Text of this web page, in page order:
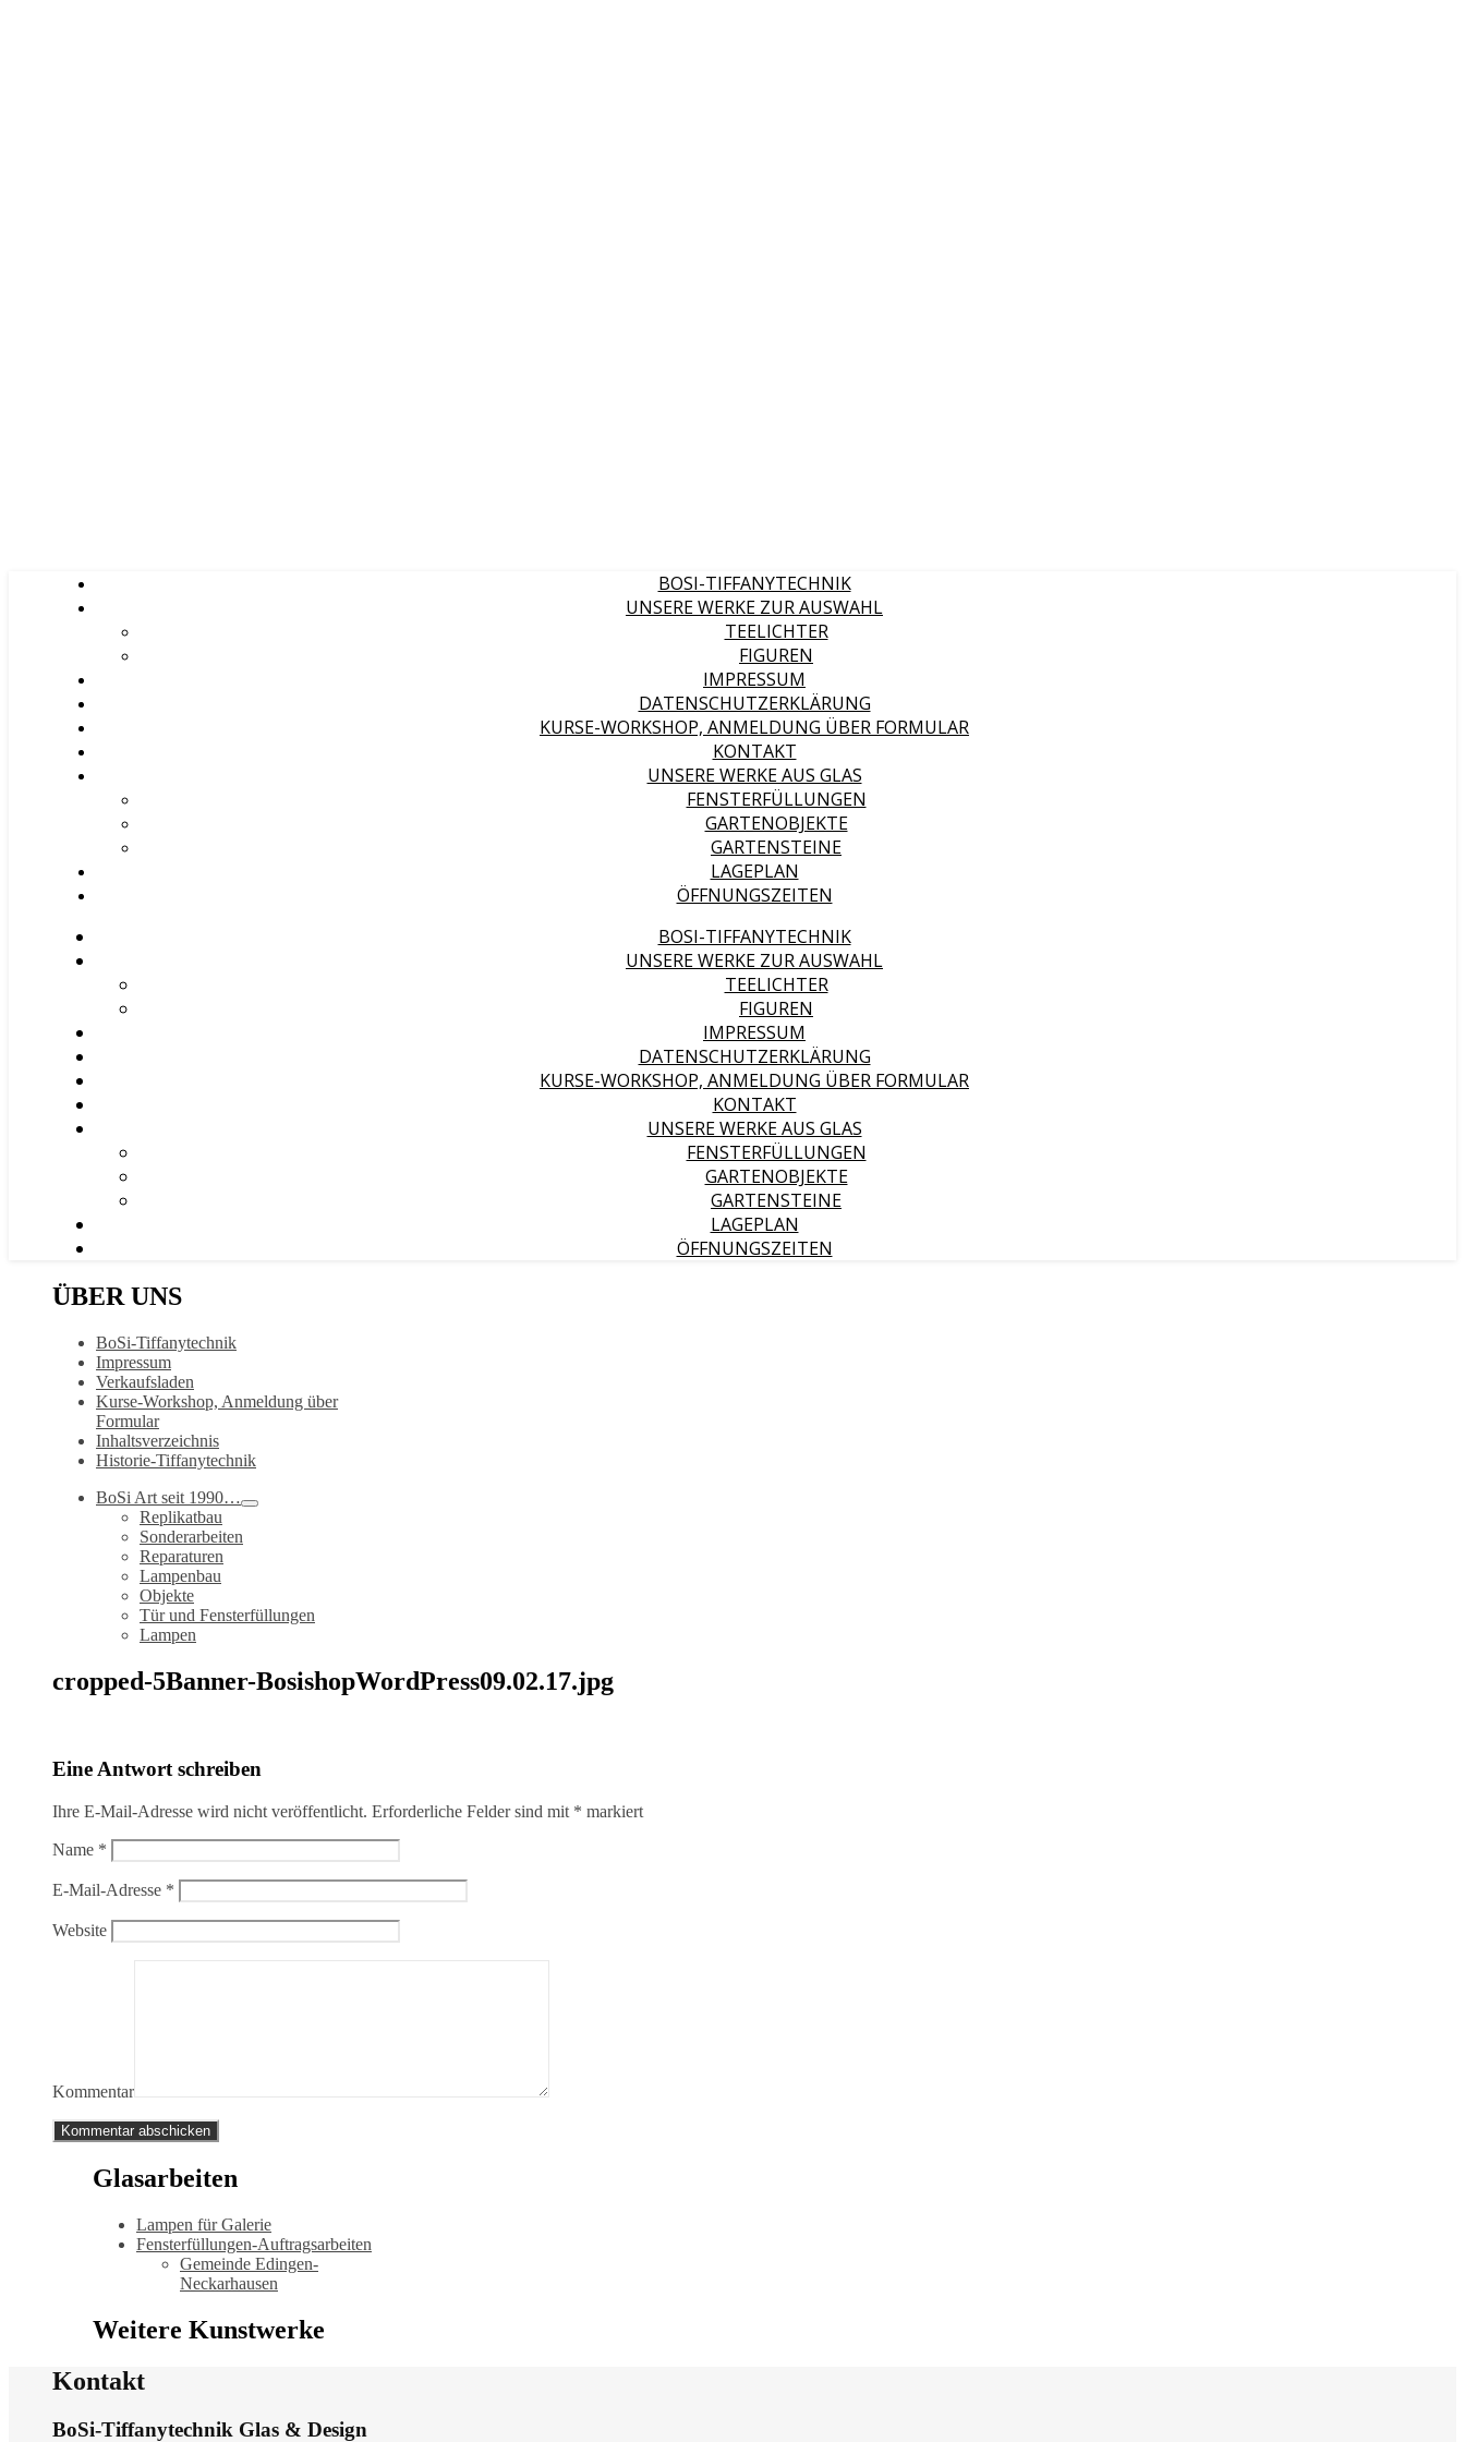
BOSI-TIFFANYTECHNIK
UNSERE WERKE ZUR AUSWAHL
TEELICHTER
FIGUREN
IMPRESSUM
DATENSCHUTZERKLÄRUNG
KURSE-WORKSHOP, ANMELDUNG ÜBER FORMULAR
KONTAKT
UNSERE WERKE AUS GLAS
FENSTERFÜLLUNGEN
GARTENOBJEKTE
GARTENSTEINE
LAGEPLAN
ÖFFNUNGSZEITEN
BOSI-TIFFANYTECHNIK
UNSERE WERKE ZUR AUSWAHL
TEELICHTER
FIGUREN
IMPRESSUM
DATENSCHUTZERKLÄRUNG
KURSE-WORKSHOP, ANMELDUNG ÜBER FORMULAR
KONTAKT
UNSERE WERKE AUS GLAS
FENSTERFÜLLUNGEN
GARTENOBJEKTE
GARTENSTEINE
LAGEPLAN
ÖFFNUNGSZEITEN
ÜBER UNS
BoSi-Tiffanytechnik
Impressum
Verkaufsladen
Kurse-Workshop, Anmeldung über
Formular
Inhaltsverzeichnis
Historie-Tiffanytechnik
BoSi Art seit 1990…
Replikatbau
Sonderarbeiten
Reparaturen
Lampenbau
Objekte
Tür und Fensterfüllungen
Lampen
cropped-5Banner-BosishopWordPress09.02.17.jpg
Eine Antwort schreiben
Ihre E-Mail-Adresse wird nicht veröffentlicht. Erforderliche Felder sind mit * markiert
Name *
E-Mail-Adresse *
Website
Kommentar
Glasarbeiten
Lampen für Galerie
Fensterfüllungen-Auftragsarbeiten
Gemeinde Edingen-
Neckarhausen
Weitere Kunstwerke
Kontakt
BoSi-Tiffanytechnik Glas & Design